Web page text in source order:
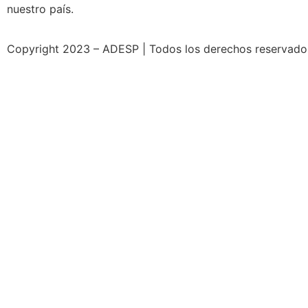
nuestro país.
Copyright 2023 – ADESP | Todos los derechos